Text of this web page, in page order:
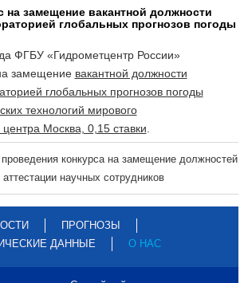
на замещение вакантной должности
глобальных прогнозов погоды
ФГБУ «Гидрометцентр России»
замещение вакантной должности
глобальных прогнозов погоды
технологий мирового
центра Москва, 0,15 ставки
конкурса на замещение должностей
научных сотрудников
ПРОГНОЗЫ
ДАННЫЕ
О НАС